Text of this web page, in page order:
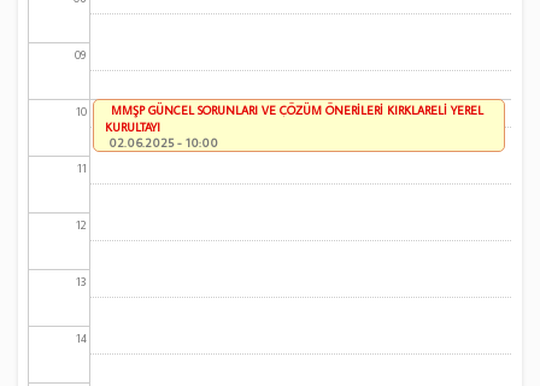
09
10
11
12
13
14
MMŞP GÜNCEL SORUNLARI VE ÇÖZÜM ÖNERİLERİ KIRKLARELİ YEREL
KURULTAYI
02.06.2025 - 10:00